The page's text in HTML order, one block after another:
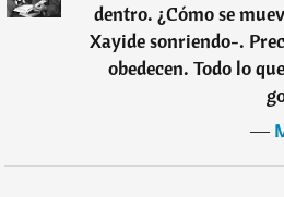
dentro. ¿Cómo se
Xayide sonriendo-.
obedecen. Todo lo
―